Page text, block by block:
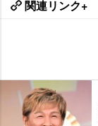
関連リンク+